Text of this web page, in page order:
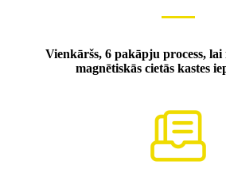
Vienkāršs, 6 pakāpju process, lai
magnētiskās cietās kastes